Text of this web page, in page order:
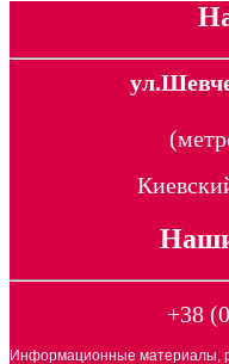
+38
Информационные материалы,